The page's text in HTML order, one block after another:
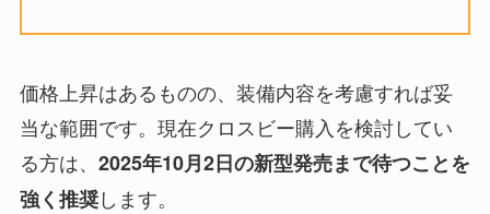
価格上昇はあるものの、装備内容を考慮すれば妥
当な範囲です。現在クロスビー購入を検討してい
る方は、 2025年10月2日の新型発売まで待つことを
強く推奨します。